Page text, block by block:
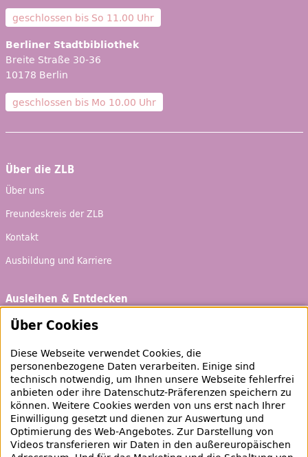
geschlossen bis So 11.00 Uhr
Berliner Stadtbibliothek
Breite Straße 30-36
10178 Berlin
geschlossen bis Mo 10.00 Uhr
Über die ZLB
Über uns
Freundeskreis der ZLB
Kontakt
Ausbildung und Karriere
Ausleihen & Entdecken
Schaufenster
Bibliotheksausweis
Highlights
Veranstaltungen & Lernangebote
Veranstaltungsübersicht
Über Cookies
Diese Webseite verwendet Cookies, die
personenbezogene Daten verarbeiten. Einige sind
technisch notwendig, um Ihnen unsere Webseite fehlerfrei
anbieten oder ihre Datenschutz-Präferenzen speichern zu
können. Weitere Cookies werden von uns erst nach Ihrer
Einwilligung gesetzt und dienen zur Auswertung und
Optimierung desWeb-Angebotes. Zur Darstellung von
Videos transferieren wir Daten in den außereuropäischen